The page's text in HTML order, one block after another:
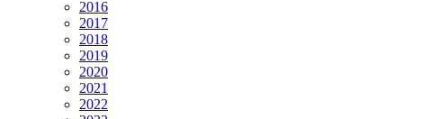
2016
2017
2018
2019
2020
2021
2022